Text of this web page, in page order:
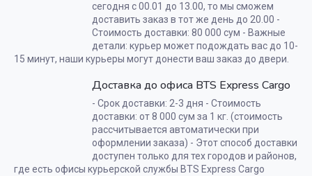
сегодня с 00.01 до 13.00, то мы сможем
доставить заказ в тот же день до 20.00 -
Стоимость доставки: 80 000 сум - Важные
детали: курьер может подождать вас до 10-
15 минут, наши курьеры могут донести ваш заказ до двери.
Доставка до офиса BTS Express Cargo
- Срок доставки: 2-3 дня - Стоимость
доставки: от 8 000 сум за 1 кг. (стоимость
рассчитывается автоматически при
оформлении заказа) - Этот способ доставки
доступен только для тех городов и районов,
где есть офисы курьерской службы BTS Express Cargo